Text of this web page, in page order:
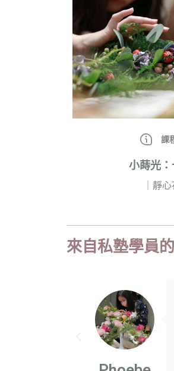
課
小蒔光
｜靜心
來自私塾學員